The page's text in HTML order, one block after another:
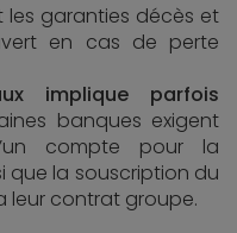
les garanties décès et
en cas de perte
implique parfois
banques exigent
compte pour la
que la souscription du
leur contrat groupe.